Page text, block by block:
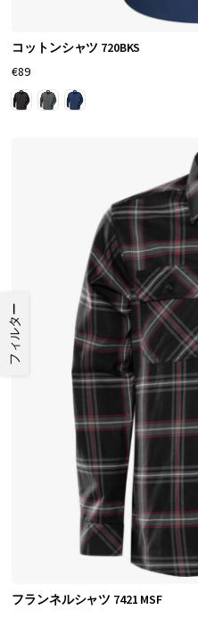
コットンシャツ 720BKS
€89
フランネルシャツ 7421 MSF
フィルター